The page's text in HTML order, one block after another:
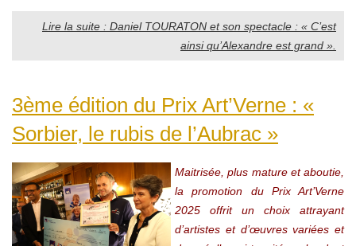
Lire la suite : Daniel TOURATON et son spectacle : « C’est
ainsi qu’Alexandre est grand ».
3ème édition du Prix Art’Verne : «
Sorbier, le rubis de l’Aubrac »
Maitrisée, plus mature et aboutie,
la promotion du Prix Art’Verne
2025 offrit un choix attrayant
d’artistes et d’œuvres variées et